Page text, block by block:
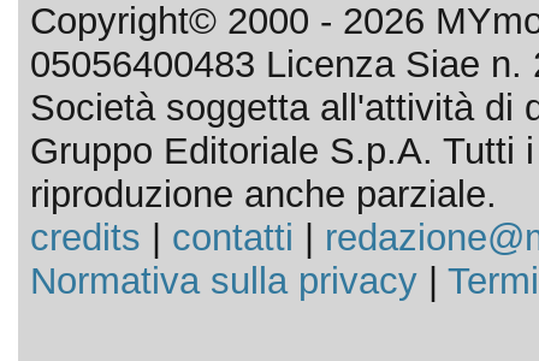
Copyright© 2000 - 2026
05056400483 Licenza Siae n.
Società soggetta all'attività di
Gruppo Editoriale S.p.A. Tutti
riproduzione anche parziale.
credits
contatti
Normativa sulla privacy|